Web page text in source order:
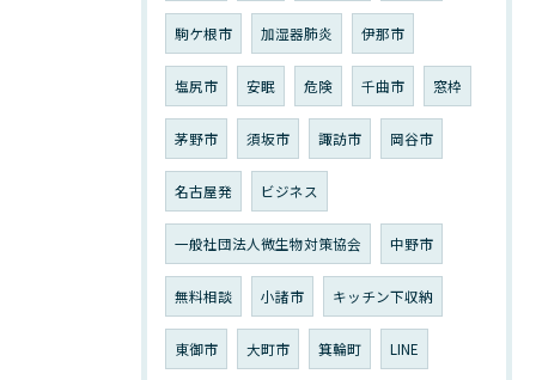
駒ケ根市 加湿器肺炎 伊那市
塩尻市 安眠 危険 千曲市 窓枠
茅野市 須坂市 諏訪市 岡谷市
名古屋発 ビジネス
一般社団法人微生物対策協会 中野市
無料相談 小諸市 キッチン下収納
東御市 大町市 箕輪町 LINE